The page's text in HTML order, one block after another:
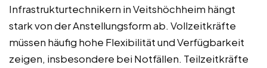
Infrastrukturtechnikern in Veitshöchheim hängt
stark von der Anstellungsform ab. Vollzeitkräfte
müssen häufig hohe Flexibilität und Verfügbarkeit
zeigen, insbesondere bei Notfällen. Teilzeitkräfte